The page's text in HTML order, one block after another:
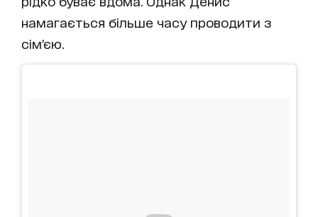
намагається більше часу проводити з
сім’єю.